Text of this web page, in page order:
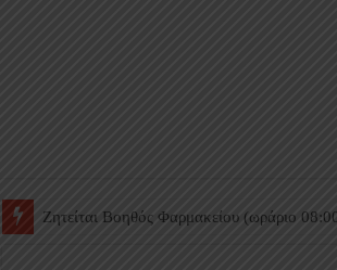
Ζητείται Βοηθός Θαλάμου